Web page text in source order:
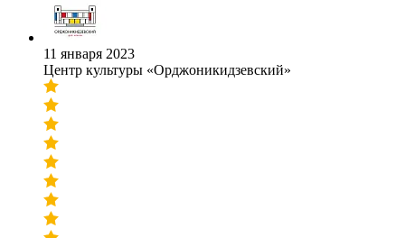
11 января 2023
Центр культуры «Орджоникидзевский»